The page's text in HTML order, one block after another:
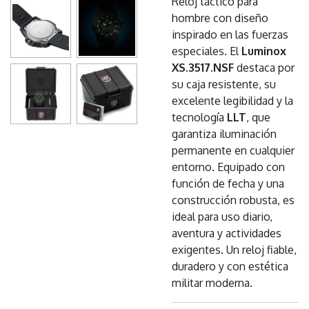
hombre con diseño
inspirado en las fuerzas
especiales. El Luminox
XS.3517.NSF destaca por
su caja resistente, su
excelente legibilidad y la
tecnología LLT, que
garantiza iluminación
permanente en cualquier
entorno. Equipado con
función de fecha y una
construcción robusta, es
ideal para uso diario,
aventura y actividades
exigentes. Un reloj fiable,
duradero y con estética
militar moderna.